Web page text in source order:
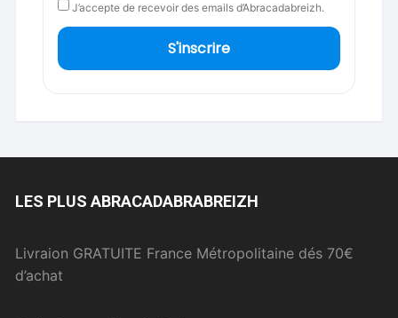
J’accepte de recevoir des emails d’Abracadabreizh.
S'inscrire
LES PLUS ABRACADABRABREIZH
Livraion GRATUITE France Métropolitaine dés 70€
d’achat